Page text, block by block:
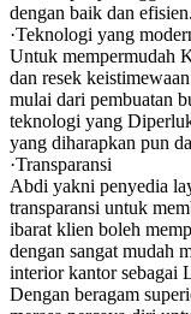
dengan baik dan efisien.
·Teknologi yang
Untuk mempermudah
dan resek
mulai dari pembuatan
teknologi yang
yang diharapkan pun
·Transparansi
Abdi yakni penyedia
transparansi untuk
ibarat klien boleh
dengan sangat mudah
interior kantor sebagai
Dengan beragam